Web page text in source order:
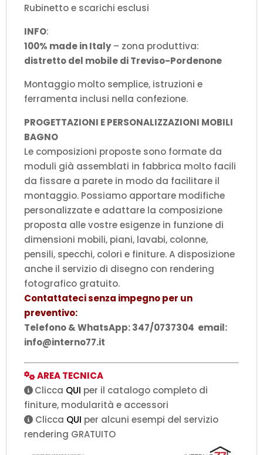
Rubinetto e scarichi esclusi
INFO:
100% made in Italy– zona produttiva:
distretto del mobile di Treviso-Pordenone
Montaggio molto semplice, istruzioni e
ferramenta inclusi nella confezione.
PROGETTAZIONI E PERSONALIZZAZIONI MOBILI
BAGNO
Le composizioni proposte sono formate da
moduli già assemblati in fabbrica molto facili
da fissare a parete in modo da facilitare il
montaggio. Possiamo apportare modifiche
personalizzate e adattare la composizione
proposta alle vostre esigenze in funzione di
dimensioni mobili, piani, lavabi, colonne,
pensili, specchi, colori e finiture. A disposizione
anche il servizio di disegno con rendering
fotografico gratuito.
Contattateci senza impegno per un
preventivo:
Telefono & WhatsApp: 347/0737304 email:
info@interno77.it
AREA TECNICA
Clicca QUI per il catalogo completo di
finiture, modularità e accessori
Clicca QUI per alcuni esempi del servizio
rendering GRATUITO